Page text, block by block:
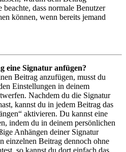
dass normale Benutzer
können, wenn bereits jemand
eine Signatur anfügen?
Beitrag anzufügen, musst du
Einstellungen in deinem
Nachdem du die Signatur
kannst du in jedem Beitrag das
aktivieren. Du kannst eine
indem du in deinem persönlichen
Anhängen deiner Signatur
einzelnen Beitrag dennoch ohne
so kannst du dort einfach das